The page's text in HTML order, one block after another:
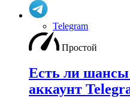
Telegram
Простой
Есть ли шансы
аккаунт